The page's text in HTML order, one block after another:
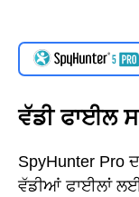
ਵੱਡੀ ਫਾਈਲ
SpyHunter Pro
ਵੱਡੀਆਂ ਫਾਈਲਾਂ